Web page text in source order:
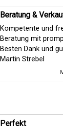
Beratung &
Kompetente und
Beratung mit
Besten Dank und
Martin Strebel
Perfekt